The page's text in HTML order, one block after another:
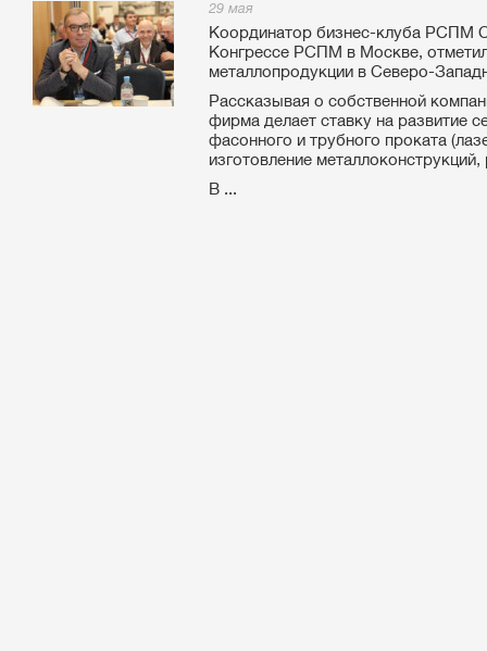
29 мая
Координатор бизнес-клуба РСПМ
Конгрессе РСПМ в Москве,
металлопродукции в Северо-
Рассказывая о собственной
фирма делает ставку на развитие
фасонного и трубного проката
изготовление
В ...